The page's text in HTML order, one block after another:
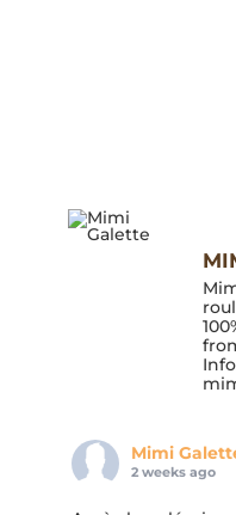
Mimi
2 weeks ago